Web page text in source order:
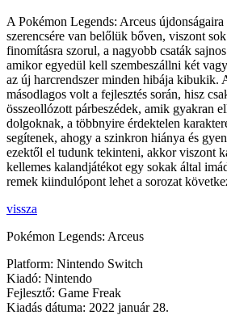
A Pokémon Legends: Arceus
szerencsére van belőlük bőven, viszont
finomításra szorul, a nagyobb csaták
amikor egyedül kell szembeszállni két
az új harcrendszer minden hibája kibukik.
másodlagos volt a fejlesztés során, hisz
összeollózott párbeszédek, amik gyakran
dolgoknak, a többnyire érdektelen
segítenek, ahogy a szinkron hiánya és
ezektől el tudunk tekinteni, akkor viszont
kellemes kalandjátékot egy sokak által
remek kiindulópont lehet a sorozat
vissza
Pokémon Legends: Arceus
Platform: Nintendo Switch
Kiadó: Nintendo
Fejlesztő: Game Freak
Kiadás dátuma: 2022 január 28.